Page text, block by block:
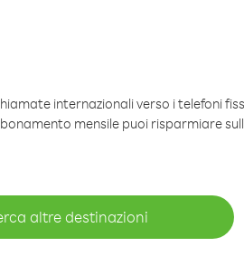
internazionali verso i telefoni
mensile puoi risparmiare
altre destinazioni